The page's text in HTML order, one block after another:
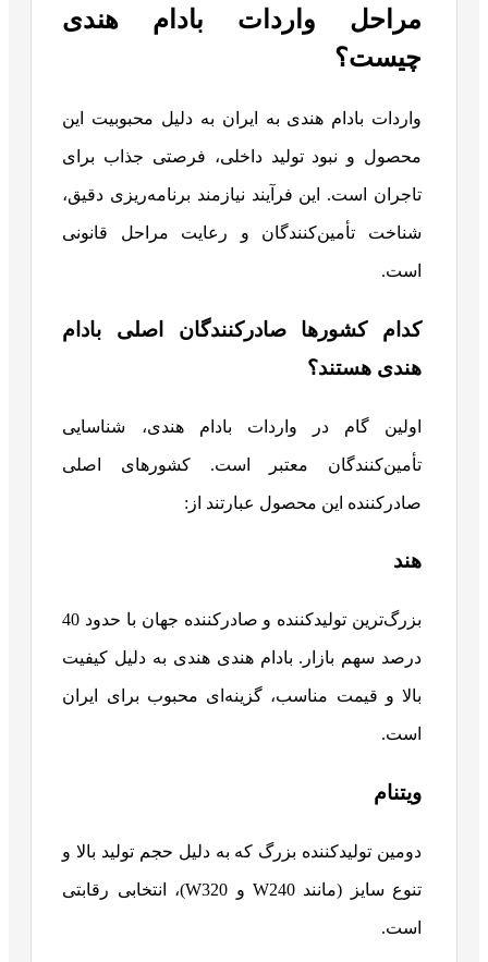
مراحل واردات بادام هندی
چیست؟
واردات بادام هندی به ایران به دلیل محبوبیت این
محصول و نبود تولید داخلی، فرصتی جذاب برای
تاجران است. این فرآیند نیازمند برنامه‌ریزی دقیق،
شناخت تأمین‌کنندگان و رعایت مراحل قانونی
است.
کدام کشورها صادرکنندگان اصلی بادام
هندی هستند؟
اولین گام در واردات بادام هندی، شناسایی
تأمین‌کنندگان معتبر است. کشورهای اصلی
صادرکننده این محصول عبارتند از:
هند
بزرگ‌ترین تولیدکننده و صادرکننده جهان با حدود 40
درصد سهم بازار. بادام هندی هندی به دلیل کیفیت
بالا و قیمت مناسب، گزینه‌ای محبوب برای ایران
است.
ویتنام
دومین تولیدکننده بزرگ که به دلیل حجم تولید بالا و
تنوع سایز (مانند W240 و W320)، انتخابی رقابتی
است.